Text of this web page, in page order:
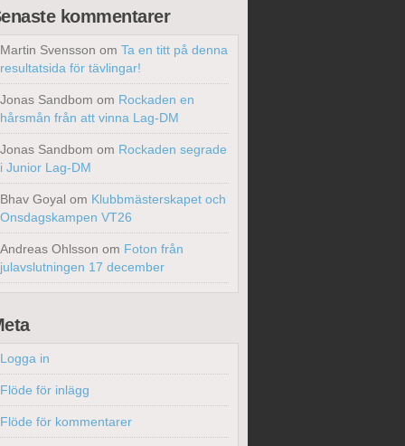
kommentarer
Martin Svensson om Ta en titt på denna
resultatsida för tävlingar!
Jonas Sandbom om Rockaden en
hårsmån från att vinna Lag-DM
Jonas Sandbom om Rockaden segrade
i Junior Lag-DM
Bhav Goyal om Klubbmästerskapet och
Onsdagskampen VT26
Andreas Ohlsson om Foton från
julavslutningen 17 december
Logga in
Flöde för inlägg
Flöde för kommentarer